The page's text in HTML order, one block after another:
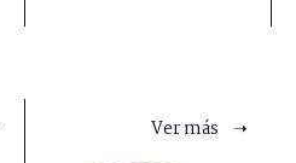
Ver más ➝